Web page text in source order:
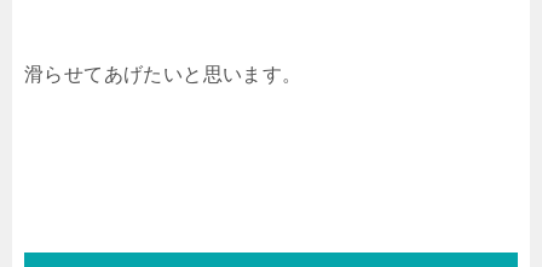
滑らせてあげたいと思います。